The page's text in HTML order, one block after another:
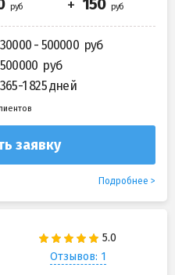
30000 - 500000
500000
365-1 825 дней
заявку
Подробнее
Отзывов: 1